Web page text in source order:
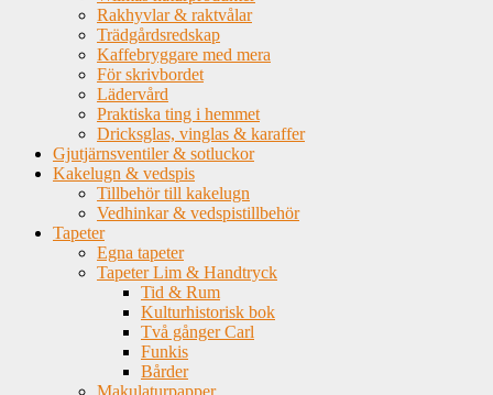
Rakhyvlar & raktvålar
Trädgårdsredskap
Kaffebryggare med mera
För skrivbordet
Lädervård
Praktiska ting i hemmet
Dricksglas, vinglas & karaffer
Gjutjärnsventiler & sotluckor
Kakelugn & vedspis
Tillbehör till kakelugn
Vedhinkar & vedspistillbehör
Tapeter
Egna tapeter
Tapeter Lim & Handtryck
Tid & Rum
Kulturhistorisk bok
Två gånger Carl
Funkis
Bårder